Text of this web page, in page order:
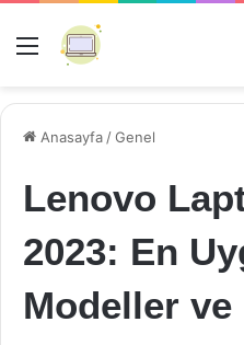
Menü
Anasayfa /Genel
Lenovo
2023: En
Modeller ve